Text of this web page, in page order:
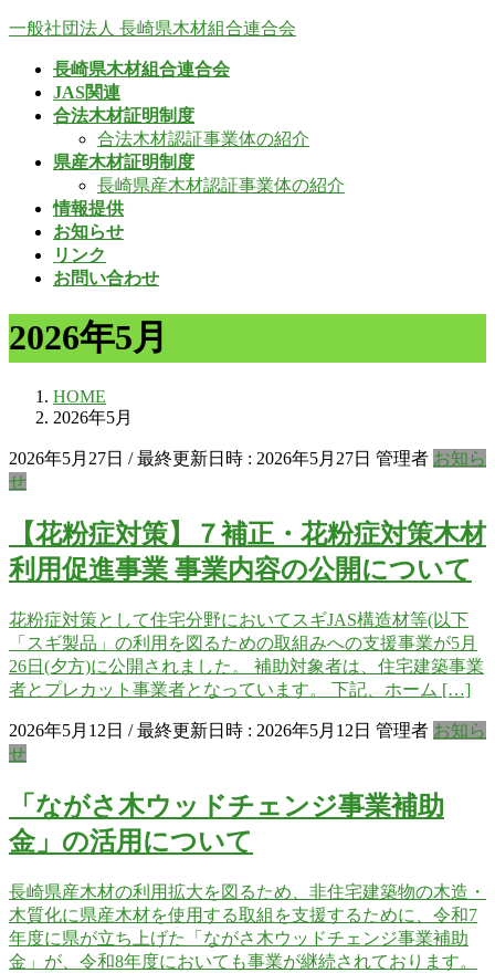
コ
ナ
一般社団法人 長崎県木材組合連合会
長崎県木材組合連合会
JAS関連
合法木材証明制度
合法木材認証事業体の紹介
県産木材証明制度
長崎県産木材認証事業体の紹介
情報提供
お知らせ
リンク
お問い合わせ
2026年5月
HOME
2026年5月
2026年5月27日 / 最終更新日時 : 2026年5月27日 管理者 お知ら
せ
【花粉症対策】７補正・花粉症対策木材
利用促進事業 事業内容の公開について
花粉症対策として住宅分野においてスギJAS構造材等(以下
「スギ製品」の利用を図るための取組みへの支援事業が5月
26日(夕方)に公開されました。 補助対象者は、住宅建築事業
者とプレカット事業者となっています。 下記、ホーム […]
2026年5月12日 / 最終更新日時 : 2026年5月12日 管理者 お知ら
せ
「ながさ木ウッドチェンジ事業補助
金」の活用について
長崎県産木材の利用拡大を図るため、非住宅建築物の木造・
木質化に県産木材を使用する取組を支援するために、令和7
年度に県が立ち上げた「ながさ木ウッドチェンジ事業補助
金」が、令和8年度においても事業が継続されております。